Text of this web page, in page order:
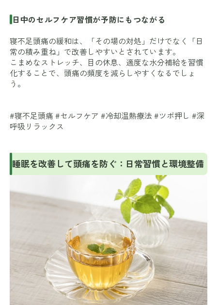
日中のセルフケア習慣が予防にもつながる
寝不足頭痛の緩和は、「その場の対処」だけでなく「日
常の積み重ね」で改善しやすいとされています。
こまめなストレッチ、目の休息、適度な水分補給を習慣
化することで、頭痛の頻度を減らしやすくなるでしょ
う。
#寝不足頭痛 #セルフケア #冷却温熱療法 #ツボ押し #深
呼吸リラックス
睡眠を改善して頭痛を防ぐ：日常習慣と環境整備